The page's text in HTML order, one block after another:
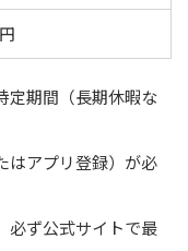
定期間（長期休暇な
はアプリ登録）が必
必ず公式サイトで最